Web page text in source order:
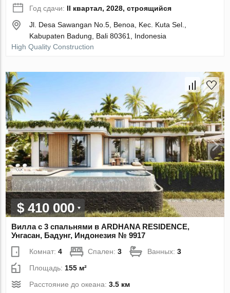
Год сдачи: II квартал, 2028, строящийся
Jl. Desa Sawangan No.5, Benoa, Kec. Kuta Sel.,
Kabupaten Badung, Bali 80361, Indonesia
High Quality Construction
$ 410 000
Вилла с 3 спальнями в ARDHANA RESIDENCE,
Унгасан, Бадунг, Индонезия № 9917
Комнат:4 Спален:3 Ванных:3
Площадь:155 м²
Расстояние до океана:3.5 км